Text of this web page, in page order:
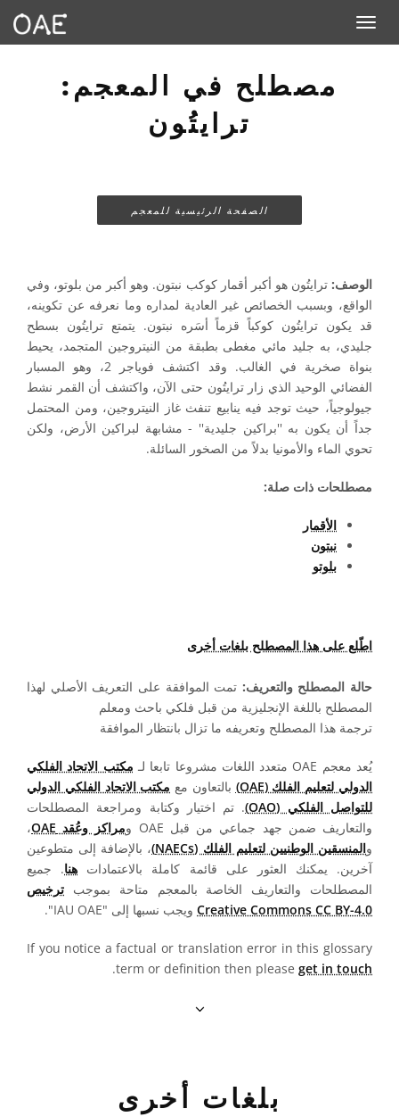
Toggle navigation
مصطلح في المعجم:
ترايتُون
الصفحة الرئيسية للمعجم
الوصف: ترايتُون هو أكبر أقمار كوكب نبتون. وهو أكبر من بلوتو، وفي
الواقع، وبسبب الخصائص غير العادية لمداره وما نعرفه عن تكوينه،
قد يكون ترايتُون كوكباً قزماً أسَره نبتون. يتمتع ترايتُون بسطح
جليدي، به جليد مائي مغطى بطبقة من النيتروجين المتجمد، يحيط
بنواة صخرية في الغالب. وقد اكتشف فوياجر 2، وهو المسبار
الفضائي الوحيد الذي زار ترايتُون حتى الآن، واكتشف أن القمر نشط
جيولوجياً، حيث توجد فيه ينابيع تنفث غاز النيتروجين، ومن المحتمل
جداً أن يكون به ''براكين جليدية'' - مشابهة لبراكين الأرض، ولكن
تحوي الماء والأمونيا بدلاً من الصخور السائلة.
مصطلحات ذات صلة:
الأقمار
نبتون
بلوتو
اطّلع على هذا المصطلح بلغات أخرى
حالة المصطلح والتعريف: تمت الموافقة على التعريف الأصلي لهذا
المصطلح باللغة الإنجليزية من قبل فلكي باحث ومعلم
ترجمة هذا المصطلح وتعريفه ما تزال بانتظار الموافقة
يُعد معجم OAE متعدد اللغات مشروعا تابعا لـ
مكتب الاتحاد الفلكي
الدولي لتعليم الفلك (OAE)
بالتعاون مع مكتب الاتحاد الفلكي الدولي
للتواصل الفلكي (OAO)
. تم اختيار وكتابة ومراجعة المصطلحات
والتعاريف ضمن جهد جماعي من قبل OAE و
مراكز وعُقد OAE
،
والمنسقين الوطنيين لتعليم الفلك (NAECs)
، بالإضافة إلى متطوعين
آخرين. يمكنك العثور على قائمة كاملة بالاعتمادات هنا. جميع
المصطلحات والتعاريف الخاصة بالمعجم متاحة بموجب ترخيص
Creative Commons CC BY-4.0 ويجب نسبها إلى "IAU OAE".
If you notice a factual or translation error in this glossary
term or definition then please get in touch
.
بلغات أخرى